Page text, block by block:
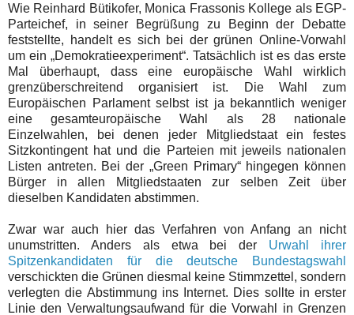
Wie Reinhard Bütikofer, Monica Frassonis Kollege als EGP-
Parteichef, in seiner Begrüßung zu Beginn der Debatte
feststellte, handelt es sich bei der grünen Online-Vorwahl
um ein „Demokratieexperiment“. Tatsächlich ist es das erste
Mal überhaupt, dass eine europäische Wahl wirklich
grenzüberschreitend organisiert ist. Die Wahl zum
Europäischen Parlament selbst ist ja bekanntlich weniger
eine gesamteuropäische Wahl als 28 nationale
Einzelwahlen, bei denen jeder Mitgliedstaat ein festes
Sitzkontingent hat und die Parteien mit jeweils nationalen
Listen antreten. Bei der „Green Primary“ hingegen können
Bürger in allen Mitgliedstaaten zur selben Zeit über
dieselben Kandidaten abstimmen.
Zwar war auch hier das Verfahren von Anfang an nicht
unumstritten. Anders als etwa bei der Urwahl ihrer
Spitzenkandidaten für die deutsche Bundestagswahl
verschickten die Grünen diesmal keine Stimmzettel, sondern
verlegten die Abstimmung ins Internet. Dies sollte in erster
Linie den Verwaltungsaufwand für die Vorwahl in Grenzen